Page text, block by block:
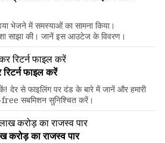
भेजने में समस्याओं का सामना किया।
साझा की। जानें इस आउटेज के विवरण।
फाइल करें
देर से फाइलिंग पर दंड के बारे में जानें और हमारी
सबमिशन सुनिश्चित करें।
करोड़ का राजस्व पार